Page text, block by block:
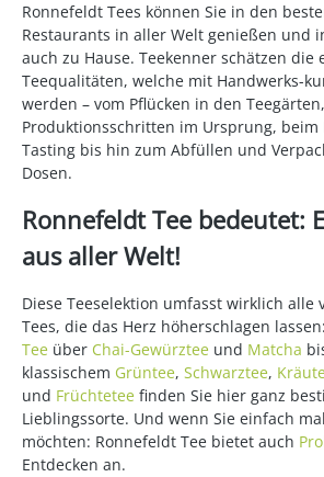
Ronnefeldt Tees können Sie in den
Restaurants in aller Welt genießen und
auch zu Hause. Teekenner schätzen die
Teequalitäten, welche mit Handwerks-
werden – vom Pflücken in den
Produktionsschritten im Ursprung, beim
Tasting bis hin zum Abfüllen und
Dosen.
Ronnefeldt Tee bedeutet:
aus aller Welt!
Diese Teeselektion umfasst wirklich alle
Tees, die das Herz höherschlagen
Tee über Chai-Gewürztee und Matcha
klassischem Grüntee, Schwarztee,
und Früchtetee finden Sie hier ganz
Lieblingssorte. Und wenn Sie einfach
möchten: Ronnefeldt Tee bietet auch
Entdecken an.